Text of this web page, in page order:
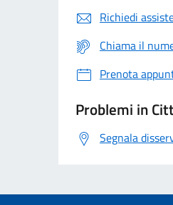
Richiedi
Chiama il
Prenota
Problemi in
Segnala